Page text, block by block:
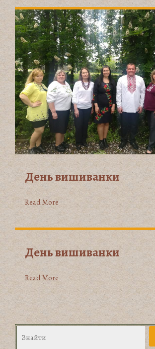
День вишиванки
Read More
День вишиванки
Read More